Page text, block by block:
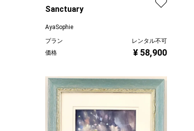
Sanctuary
AyaSophie
プラン
レンタル不可
価格
¥ 58,900